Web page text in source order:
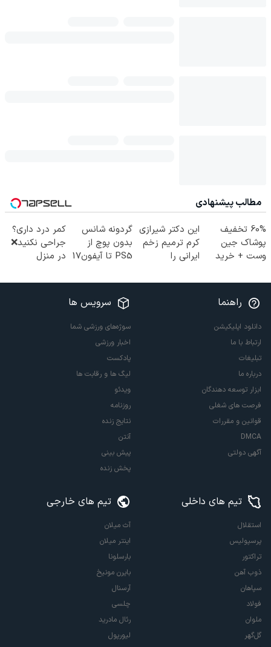
مطالب پیشنهادی
60% تخفیف
پوشاک جین
وست + خرید
این دکتر شیرازی
کرم ترمیم زخم
ایرانی را
گردونه شانس
بدون پوچ از
PS5 تا آیفون17
کمر درد داری؟
جراحی نکنید❌
در منزل
(◂پرسش‌نامه)
راهنما
دانلود اپلیکیشن
ارتباط با ما
تبلیغات
درباره ما
ابزار توسعه دهندگان
فرصت های شغلی
قوانین و مقررات
DMCA
آگهی دولتی
سرویس ها
سوژه‌های ورزشی شما
اخبار ورزشی
پادکست
لیگ ها و رقابت ها
ویدئو
روزنامه
نتایج زنده
آنتن
پیش بینی
پخش زنده
تیم های داخلی
استقلال
پرسپولیس
تراکتور
ذوب آهن
سپاهان
فولاد
ملوان
گل‌گهر
تیم های خارجی
آث میلان
اینتر میلان
بارسلونا
بایرن مونیخ
آرسنال
چلسی
رئال مادرید
لیورپول